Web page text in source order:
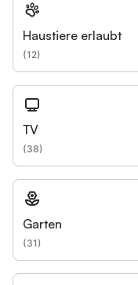
Haustiere erlaubt
(12)
TV
(38)
Garten
(31)